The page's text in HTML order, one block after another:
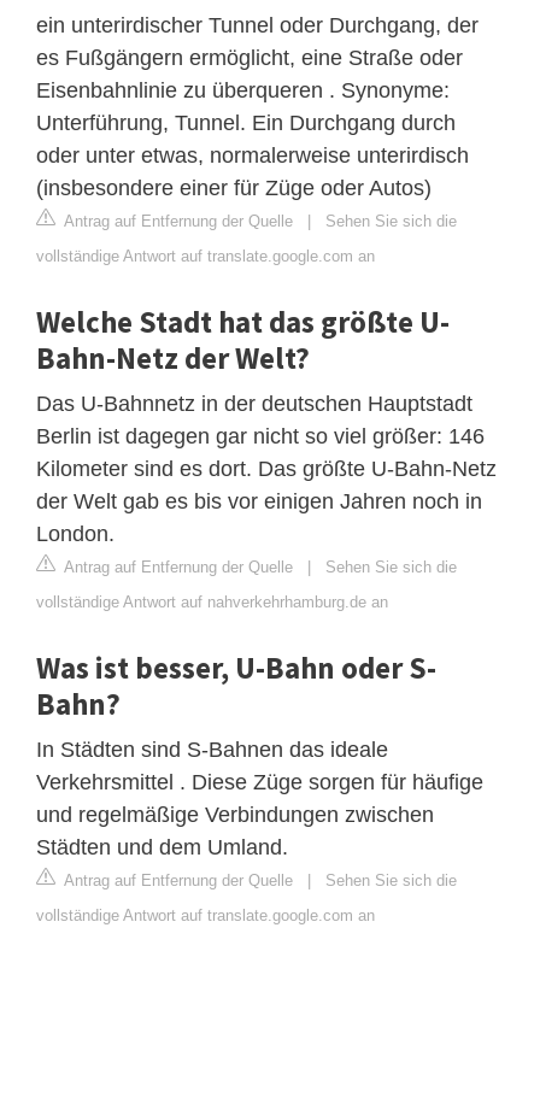
ein unterirdischer Tunnel oder Durchgang, der
es Fußgängern ermöglicht, eine Straße oder
Eisenbahnlinie zu überqueren . Synonyme:
Unterführung, Tunnel. Ein Durchgang durch
oder unter etwas, normalerweise unterirdisch
(insbesondere einer für Züge oder Autos)
Antrag auf Entfernung der Quelle | Sehen Sie sich die
vollständige Antwort auf translate.google.com an
Welche Stadt hat das größte U-
Bahn-Netz der Welt?
Das U-Bahnnetz in der deutschen Hauptstadt
Berlin ist dagegen gar nicht so viel größer: 146
Kilometer sind es dort. Das größte U-Bahn-Netz
der Welt gab es bis vor einigen Jahren noch in
London.
Antrag auf Entfernung der Quelle | Sehen Sie sich die
vollständige Antwort auf nahverkehrhamburg.de an
Was ist besser, U-Bahn oder S-
Bahn?
In Städten sind S-Bahnen das ideale
Verkehrsmittel . Diese Züge sorgen für häufige
und regelmäßige Verbindungen zwischen
Städten und dem Umland.
Antrag auf Entfernung der Quelle | Sehen Sie sich die
vollständige Antwort auf translate.google.com an